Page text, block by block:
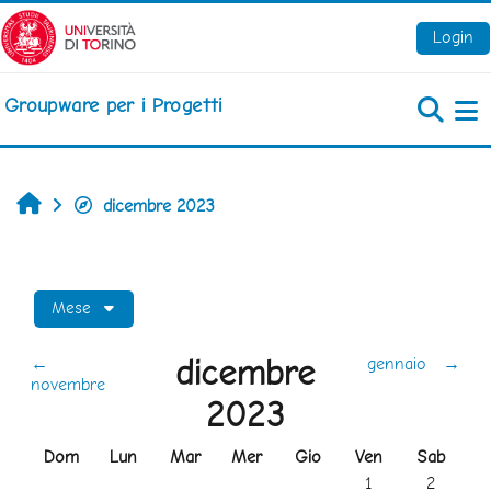
Vai al contenuto principale
Login
Groupware per i Progetti
Homedicembre 2023
Mese
←
novembre
dicembre
2023
gennaio →
Domenica
Dom Lunedi
Lun Martedì
Mar Mercoledì
Mer Giovedì
Gio Venerdì
Ven Sabato
Sab
Nessun evento,
1 Nessun
2